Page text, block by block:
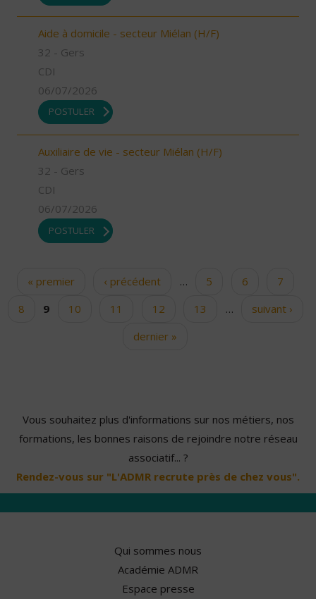
Aide à domicile - secteur Miélan (H/F)
32 - Gers
CDI
06/07/2026
POSTULER
Auxiliaire de vie - secteur Miélan (H/F)
32 - Gers
CDI
06/07/2026
POSTULER
Pages« premier ‹ précédent … 5 6
7
8
9 10 11 12 13 …
suivant ›
dernier »
Vous souhaitez plus d'informations sur nos métiers, nos
formations, les bonnes raisons de rejoindre notre réseau
associatif... ?
Rendez-vous sur "L'ADMR recrute près de chez vous".
Qui sommes nous
Académie ADMR
Espace presse